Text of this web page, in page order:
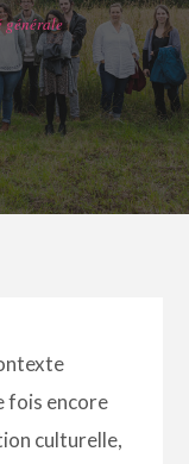
générale
fois encore
culturelle,